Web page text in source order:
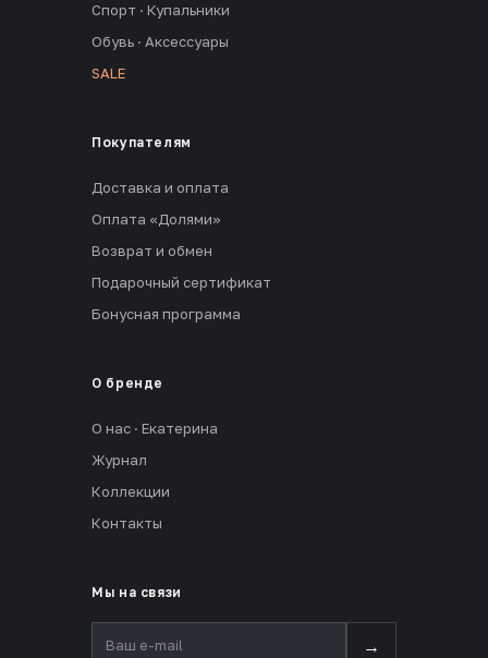
Спорт · Купальники
Обувь · Аксессуары
SALE
Покупателям
Доставка и оплата
Оплата «Долями»
Возврат и обмен
Подарочный сертификат
Бонусная программа
О бренде
О нас · Екатерина
Журнал
Коллекции
Контакты
Мы на связи
→